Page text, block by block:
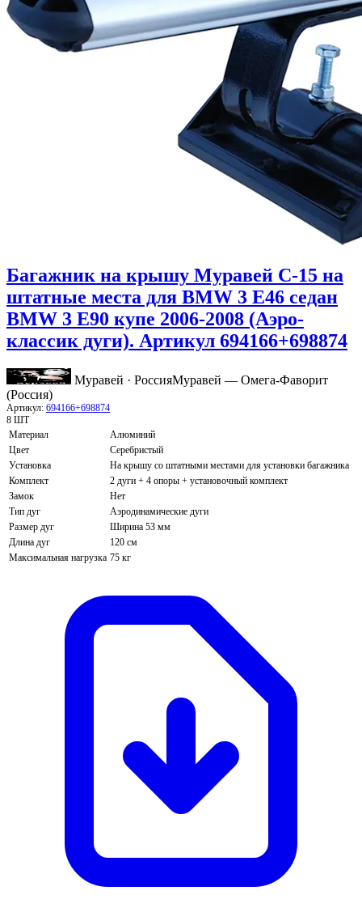
Багажник на крышу Муравей C-15 на
штатные места для BMW 3 E46 седан
BMW 3 E90 купе 2006-2008 (Аэро-
классик дуги). Артикул 694166+698874
Муравей · РоссияМуравей — Омега-Фаворит
(Россия)
Артикул: 694166+698874
8 ШТ
Материал
Алюминий
Цвет
Серебристый
Установка
На крышу со штатными местами для установки багажника
Комплект
2 дуги + 4 опоры + установочный комплект
Замок
Нет
Тип дуг
Аэродинамические дуги
Размер дуг
Ширина 53 мм
Длина дуг
120 см
Максимальная нагрузка 75 кг